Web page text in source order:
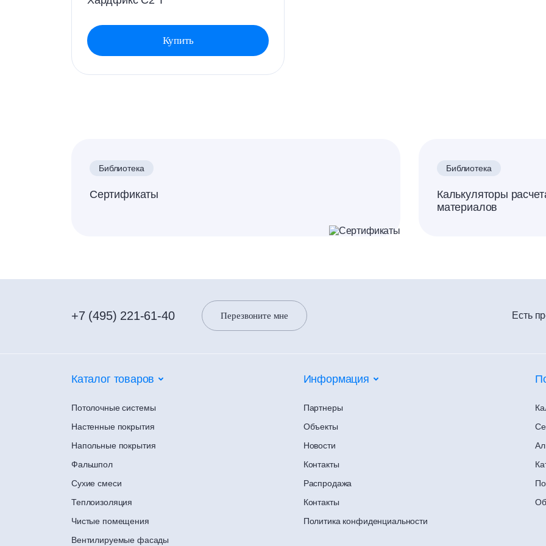
Купить
Библиотека
Сертификаты
Библиотека
Калькуляторы
материалов
+7 (495) 221-61-40 Перезвоните мне Есть
Каталог товаров
Потолочные системы
Настенные покрытия
Напольные покрытия
Фальшпол
Сухие смеси
Теплоизоляция
Чистые помещения
Вентилируемые фасады
Информация
Партнеры
Объекты
Новости
Контакты
Распродажа
Контакты
Политика конфиденциальности